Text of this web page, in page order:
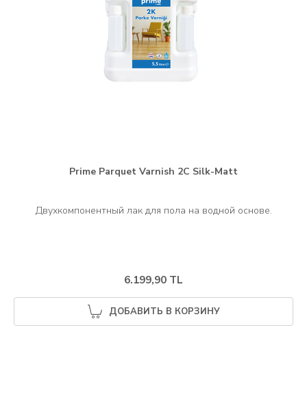
Prime Parquet Varnish 2C Silk-Matt
6.199,90 TL
ДОБАВИТЬ В КОРЗИНУ